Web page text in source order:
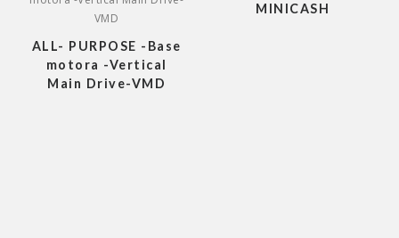
ALL- PURPOSE -Base
motora -Vertical
Main Drive-VMD
MINICASH